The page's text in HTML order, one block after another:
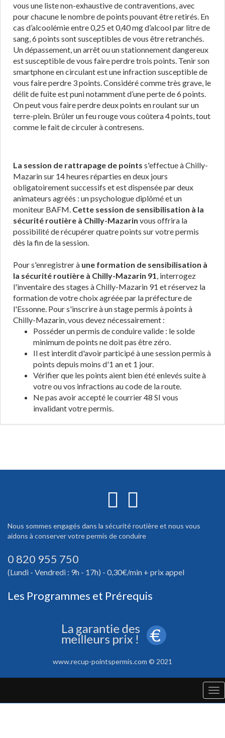
vous une liste non-exhaustive de contraventions, avec
pour chacune le nombre de points pouvant être retirés. En
cas d’alcoolémie entre 0,25 et 0,40 mg d’alcool par litre de
sang, 6 points sont susceptibles de vous être retranchés.
Un dépassement, un arrêt ou un stationnement dangereux
est susceptible de vous faire perdre trois points. Tenir son
smartphone en circulant est une infraction susceptible de
vous faire perdre 3 points. Considéré comme très grave, le
délit de fuite est puni notamment d’une perte de 6 points.
On peut vous faire perdre deux points en roulant sur un
terre-plein. Brûler un feu rouge vous coûtera 4 points, tout
comme le fait de circuler à contresens.
La session de rattrapage de points s'effectue à Chilly-
Mazarin sur 14 heures réparties en deux jours
obligatoirement successifs et est dispensée par deux
animateurs agréés : un psychologue diplômé et un
moniteur BAFM. Cette session de sensibilisation à la
sécurité routière à Chilly-Mazarin vous offrira la
possibilité de récupérer quatre points sur votre permis
dès la fin de la session.
Pour s'enregistrer à une formation de sensibilisation à
la sécurité routière à Chilly-Mazarin 91, interrogez
l'inventaire des stages à Chilly-Mazarin 91 et réservez la
formation de votre choix agréée par la préfecture de
l'Essonne. Pour s'inscrire à un stage permis à points à
Chilly-Mazarin, vous devez nécessairement :
Posséder un permis de conduire valide : le solde
minimum de points ne doit pas être zéro.
Il est interdit d'avoir participé à une session permis à
points depuis moins d'1 an et 1 jour.
Vérifier que les points aient bien été enlevés suite à
votre ou vos infractions au code de la route.
Ne pas avoir accepté le courrier 48 SI vous
invalidant votre permis.
Nous sommes engagés dans la sécurité routière et nous vous
aidons à conserver votre permis de conduire
0 820 955 750
(Lundi - Vendredi : 9h - 17h) - 0,30€/min + prix appel
Les Programmes et Prérequis
www.recup-pointspermis.com © 2021